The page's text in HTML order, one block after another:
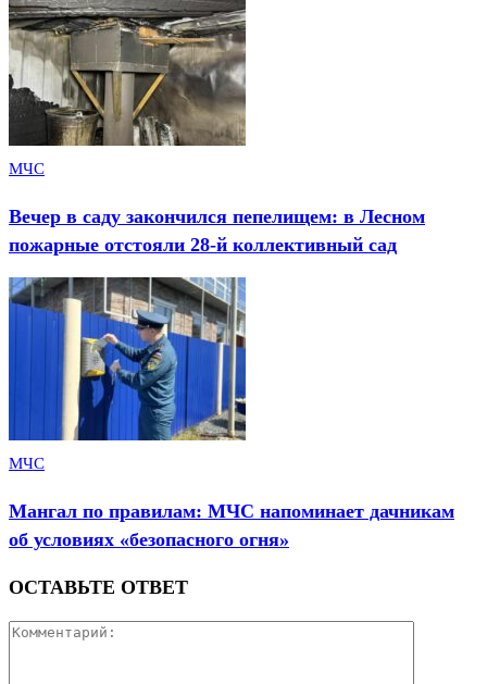
МЧС
Вечер в саду закончился пепелищем: в Лесном
пожарные отстояли 28-й коллективный сад
МЧС
Мангал по правилам: МЧС напоминает дачникам
об условиях «безопасного огня»
ОСТАВЬТЕ ОТВЕТ